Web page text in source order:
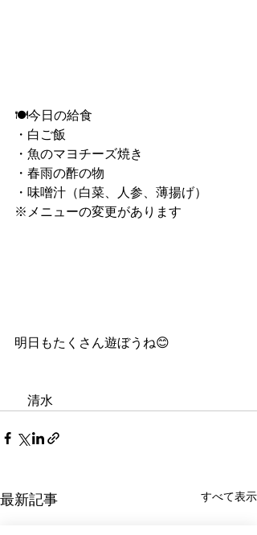
🍽今日の給食
・白ご飯
・魚のマヨチーズ焼き
・春雨の酢の物
・味噌汁（白菜、人参、薄揚げ）
※メニューの変更があります
明日もたくさん遊ぼうね😊
清水
最新記事 すべて表示